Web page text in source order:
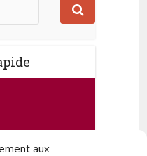
aux
SERVICES